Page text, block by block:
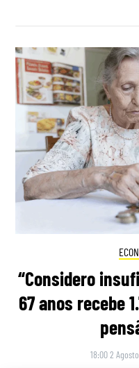
“Considero
67 anos recebe
18:00 2